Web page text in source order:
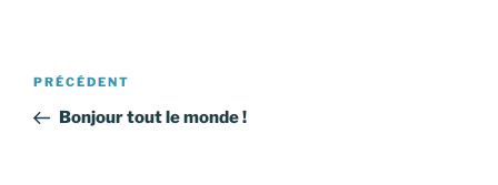
Navigation
l’article
Article
précédent
PRÉCÉDENT
Bonjour tout le monde !